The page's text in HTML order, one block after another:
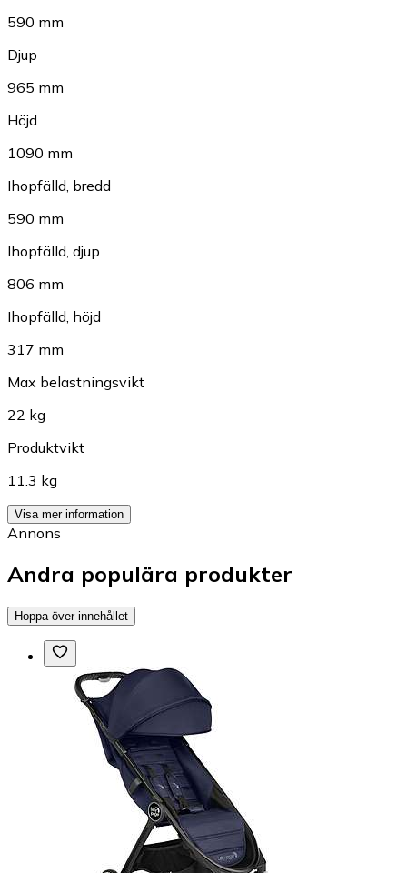
590 mm
Djup
965 mm
Höjd
1090 mm
Ihopfälld, bredd
590 mm
Ihopfälld, djup
806 mm
Ihopfälld, höjd
317 mm
Max belastningsvikt
22 kg
Produktvikt
11.3 kg
Visa mer information
Annons
Andra populära produkter
Hoppa över innehållet